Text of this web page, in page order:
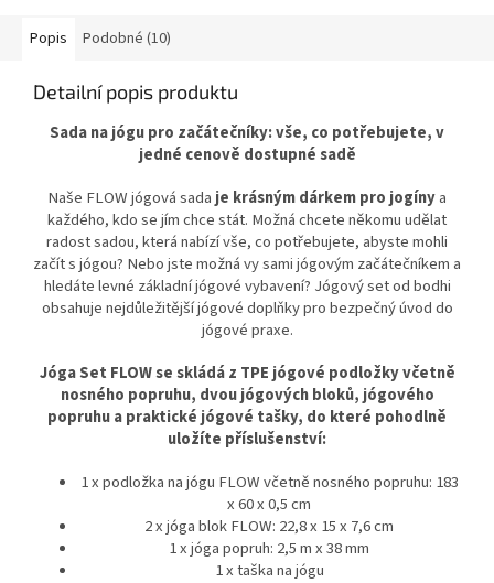
podložek.
Popis Podobné (10)
Detailní popis produktu
Sada na jógu pro začátečníky: vše, co potřebujete, v
jedné cenově dostupné sadě
Naše FLOW jógová sada je krásným dárkem pro jogínya
každého, kdo se jím chce stát. Možná chcete někomu udělat
radost sadou, která nabízí vše, co potřebujete, abyste mohli
začít s jógou? Nebo jste možná vy sami jógovým začátečníkem a
hledáte levné základní jógové vybavení? Jógový set od bodhi
obsahuje nejdůležitější jógové doplňky pro bezpečný úvod do
jógové praxe.
Jóga Set FLOW se skládá z TPE jógové podložky včetně
nosného popruhu, dvou jógových bloků, jógového
popruhu a praktické jógové tašky, do které pohodlně
uložíte příslušenství:
1 x podložka na jógu FLOW včetně nosného popruhu: 183
x 60 x 0,5 cm
2 x jóga blok FLOW: 22,8 x 15 x 7,6 cm
1 x jóga popruh: 2,5 m x 38 mm
1 x taška na jógu